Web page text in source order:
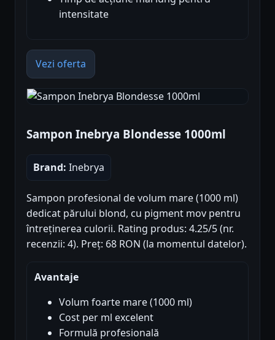
intensitate
Vezi oferta
Sampon Inebrya Blondesse 1000ml
Brand: Inebrya
Sampon profesional de volum mare (1000 ml)
dedicat părului blond, cu pigment mov pentru
întreținerea culorii. Rating produs: 4.25/5 (nr.
recenzii: 4). Preț: 68 RON (la momentul datelor).
Avantaje
Volum foarte mare (1000 ml)
Cost per ml excelent
Formulă profesională